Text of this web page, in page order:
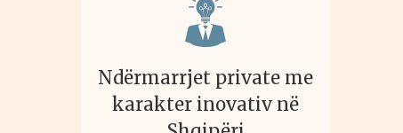
Ndërmarrjet private me
karakter inovativ në